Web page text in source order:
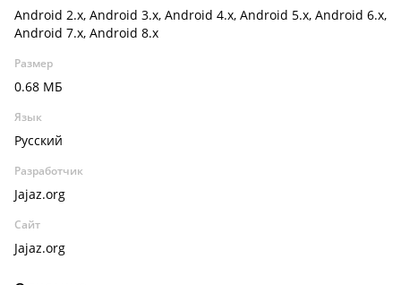
Android 2.x, Android 3.x, Android 4.x, Android 5.x, Android 6.x,
Android 7.x, Android 8.x
Размер
0.68 МБ
Язык
Русский
Разработчик
Jajaz.org
Сайт
Jajaz.org